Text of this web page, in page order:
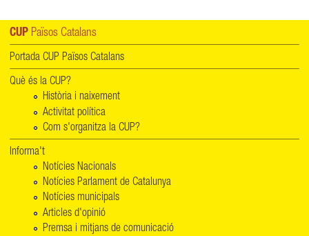
CUP Països Catalans
Portada CUP Països Catalans
Què és la CUP?
Història i naixement
Activitat política
Com s'organitza la CUP?
Informa't
Notícies Nacionals
Notícies Parlament de Catalunya
Notícies municipals
Articles d'opinió
Premsa i mitjans de comunicació